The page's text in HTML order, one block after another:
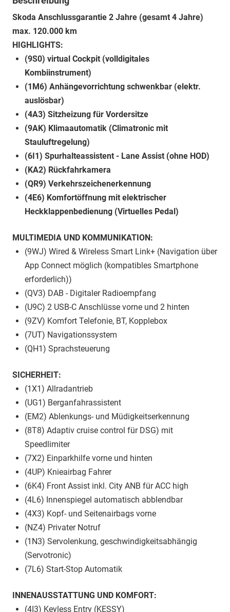
Skoda Anschlussgarantie 2 Jahre (gesamt 4 Jahre)
max. 120.000 km
HIGHLIGHTS:
(9S0) virtual Cockpit (volldigitales
Kombiinstrument)
(1M6) Anhängevorrichtung schwenkbar (elektr.
auslösbar)
(4A3) Sitzheizung für Vordersitze
(9AK) Klimaautomatik (Climatronic mit
Stauluftregelung)
(6I1) Spurhalteassistent - Lane Assist (ohne HOD)
(KA2) Rückfahrkamera
(QR9) Verkehrszeichenerkennung
(4E6) Komfortöffnung mit elektrischer
Heckklappenbedienung (Virtuelles Pedal)
MULTIMEDIA UND KOMMUNIKATION:
(9WJ) Wired & Wireless Smart Link+ (Navigation über
App Connect möglich (kompatibles Smartphone
erforderlich))
(QV3) DAB - Digitaler Radioempfang
(U9C) 2 USB-C Anschlüsse vorne und 2 hinten
(9ZV) Komfort Telefonie, BT, Kopplebox
(7UT) Navigationssystem
(QH1) Sprachsteuerung
SICHERHEIT:
(1X1) Allradantrieb
(UG1) Berganfahrassistent
(EM2) Ablenkungs- und Müdigkeitserkennung
(8T8) Adaptiv cruise control für DSG) mit
Speedlimiter
(7X2) Einparkhilfe vorne und hinten
(4UP) Knieairbag Fahrer
(6K4) Front Assist inkl. City ANB für ACC high
(4L6) Innenspiegel automatisch abblendbar
(4X3) Kopf- und Seitenairbags vorne
(NZ4) Privater Notruf
(1N3) Servolenkung, geschwindigkeitsabhängig
(Servotronic)
(7L6) Start-Stop Automatik
INNENAUSSTATTUNG UND KOMFORT:
(4I3) Keyless Entry (KESSY)